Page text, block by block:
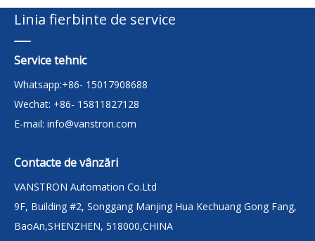
Linia fierbinte de service
Service tehnic
Whatsapp:+86- 15017908688
Wechat: +86- 15811827128
E-mail: info@vanstron.com
Contacte de vânzări
VANSTRON Automation Co.Ltd
9F, Building #2, Songgang Manjing Hua Kechuang Gong Fang,
BaoAn,SHENZHEN, 518000,CHINA